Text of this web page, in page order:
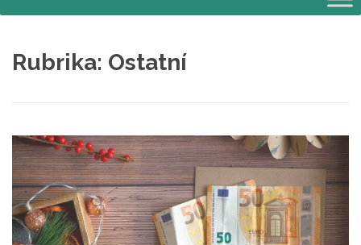
Rubrika: Ostatní